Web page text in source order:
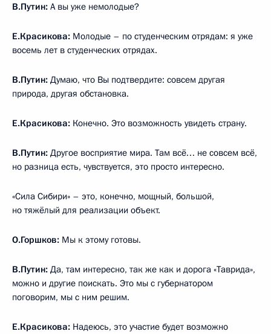
В.Путин: А вы уже немолодые?
Е.Красикова: Молодые – по студенческим отрядам: я уже
восемь лет в студенческих отрядах.
В.Путин: Думаю, что Вы подтвердите: совсем другая
природа, другая обстановка.
Е.Красикова: Конечно. Это возможность увидеть страну.
В.Путин: Другое восприятие мира. Там всё… не совсем всё,
но разница есть, чувствуется, это просто интересно.
«Сила Сибири» – это, конечно, мощный, большой,
но тяжёлый для реализации объект.
О.Горшков: Мы к этому готовы.
В.Путин: Да, там интересно, так же как и дорога «Таврида»,
можно и другие поискать. Это мы с губернатором
поговорим, мы с ним решим.
Е.Красикова: Надеюсь, это участие будет возможно